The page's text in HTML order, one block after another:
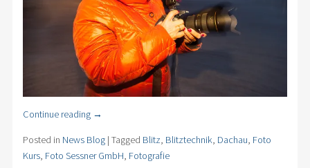
Continue reading →
Posted in News Blog | Tagged Blitz, Blitztechnik, Dachau, Foto
Kurs, Foto Sessner GmbH, Fotografie